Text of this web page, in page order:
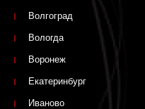
Волгоград
Вологда
Воронеж
Екатеринбург
Иваново